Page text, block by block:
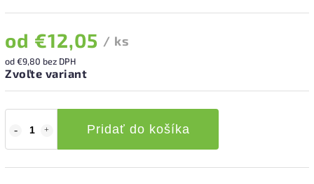
od €12,05 / ks
od€9,80 bez DPH
Zvoľte variant
Pridať do košíka